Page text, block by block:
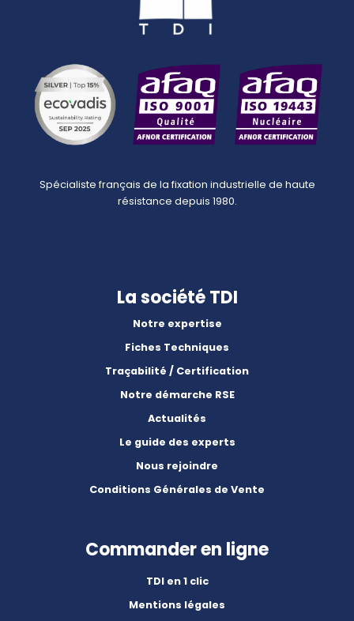
Spécialiste français de la fixation industrielle de haute
résistance depuis 1980.
La société TDI
Notre expertise
Fiches Techniques
Traçabilité / Certification
Notre démarche RSE
Actualités
Le guide des experts
Nous rejoindre
Conditions Générales de Vente
Commander en ligne
TDI en 1 clic
Mentions légales